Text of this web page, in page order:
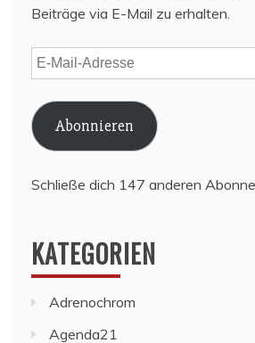
Beiträge via E-Mail zu erhalten.
E-
Mail-
Adresse
Abonnieren
Schließe dich 147 anderen
KATEGORIEN
Adrenochrom
Agenda21